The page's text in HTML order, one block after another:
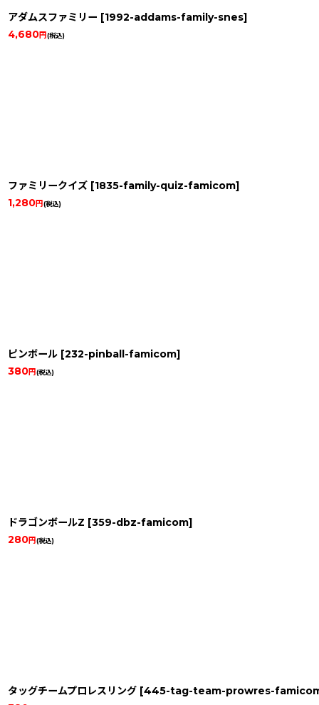
アダムスファミリー [1992-addams-family-snes]
4,680円(税込)
ファミリークイズ [1835-family-quiz-famicom]
1,280円(税込)
ピンボール [232-pinball-famicom]
380円(税込)
ドラゴンボールZ [359-dbz-famicom]
280円(税込)
タッグチームプロレスリング [445-tag-team-prowres-